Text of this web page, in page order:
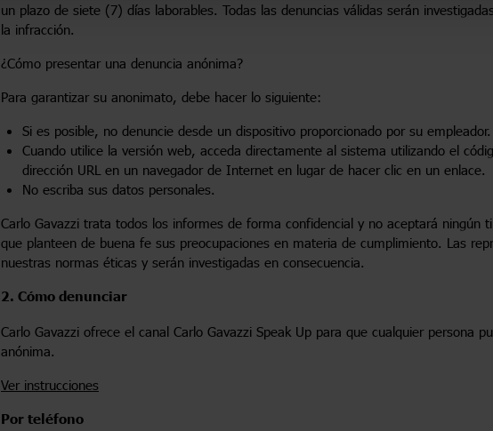
un plazo de siete (7) días laborables. Todas las denuncias válidas serán
la infracción.
¿Cómo presentar una denuncia anónima?
Para garantizar su anonimato, debe hacer lo siguiente:
Si es posible, no denuncie desde un dispositivo proporcionado por su empleador.
Cuando utilice la versión web, acceda directamente al sistema utilizando el
dirección URL en un navegador de Internet en lugar de hacer clic en un enlace.
No escriba sus datos personales.
Carlo Gavazzi trata todos los informes de forma confidencial y no aceptará ningún
que planteen de buena fe sus preocupaciones en materia de cumplimiento. Las
nuestras normas éticas y serán investigadas en consecuencia.
2. Cómo denunciar
Carlo Gavazzi ofrece el canal Carlo Gavazzi Speak Up para que cualquier persona
anónima.
Ver instrucciones
Por teléfono